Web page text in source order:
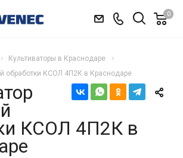
0
Культиваторы в Краснодаре
обработки КСОЛ 4П2К в Краснодаре
КСОЛ 4П2К в